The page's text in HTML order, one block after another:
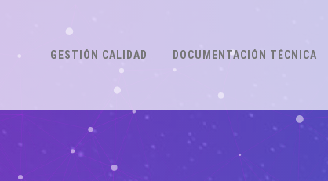
GESTIÓN CALIDAD DOCUMENTACIÓN TÉCNICA